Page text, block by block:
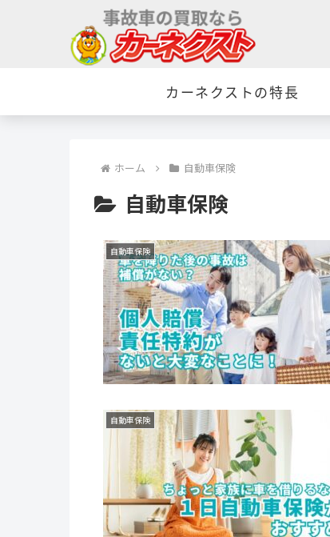
カーネクストの特長
ホーム 自動車保険
自動車保険
自動車保険
自動車保険